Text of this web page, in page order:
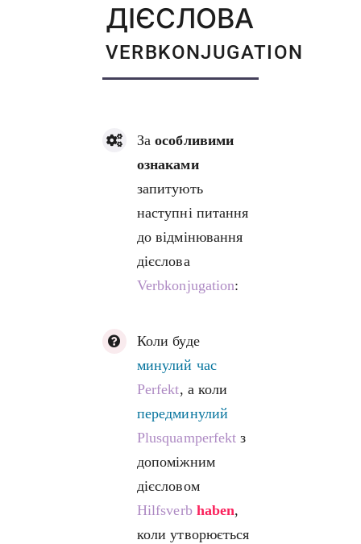
ДІЄСЛОВА
VERBKONJUGATION
За особливими
ознаками
запитують
наступні питання
до відмінювання
дієслова
Verbkonjugation:
Коли буде
минулий час
Perfekt, а коли
передминулий
Plusquamperfekt з
допоміжним
дієсловом
Hilfsverb haben,
коли утворюється